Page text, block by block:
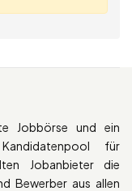
Jobbörse und ein
für
Jobanbieter die
Bewerber aus allen